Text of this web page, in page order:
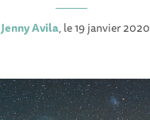
Jenny Avila, le 19 janvier 2020